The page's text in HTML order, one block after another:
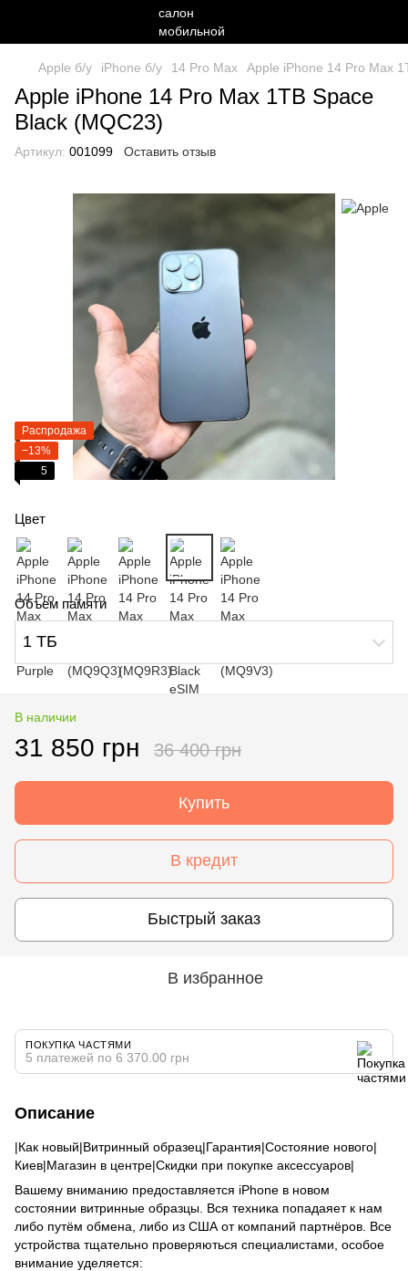
Apple б/у iPhone б/у 14 Pro Max Apple iPhone 14 Pro Max
Apple iPhone 14 Pro Max 1TB Space
Black (MQC23)
Артикул: 001099 Оставить отзыв
Распродажа
−13%
5
Цвет
Объем памяти
1 ТБ
В наличии
31 850 грн 36 400 грн
Купить
В кредит
Быстрый заказ
В избранное
ПОКУПКА ЧАСТЯМИ
5 платежей по 6 370.00 грн
Описание
|Как новый|Витринный образец|Гарантия|Состояние нового|
Киев|Магазин в центре|Скидки при покупке аксессуаров|
Вашему вниманию предоставляется iPhone в новом
состоянии витринные образцы. Вся техника попадаяет к нам
либо путём обмена, либо из США от компаний партнёров. Все
устройства тщательно проверяються специалистами, особое
внимание уделяется: